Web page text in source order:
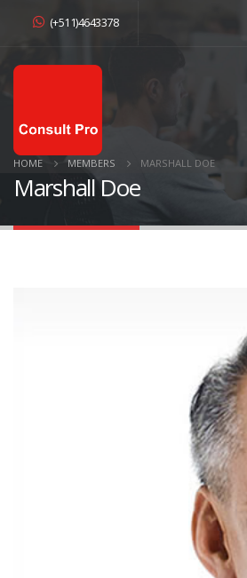
(+511)4643378
HOME MEMBERS MARSHALL DOE
Marshall Doe